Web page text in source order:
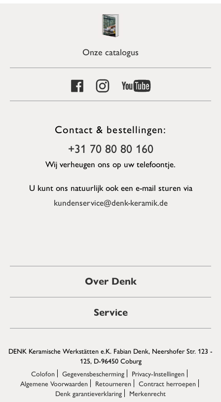
Onze catalogus
Contact & bestellingen:
+31 70 80 80 160
Wij verheugen ons op uw telefoontje.
U kunt ons natuurlijk ook een e-mail sturen via
kundenservice@denk-keramik.de
Over Denk
Service
DENK Keramische Werkstätten e.K. Fabian Denk, Neershofer Str. 123 -
125, D-96450 Coburg
Colofon
Gegevensbescherming
Privacy-Instellingen
Algemene Voorwaarden
Retourneren
Contract herroepen
Denk garantieverklaring
Merkenrecht